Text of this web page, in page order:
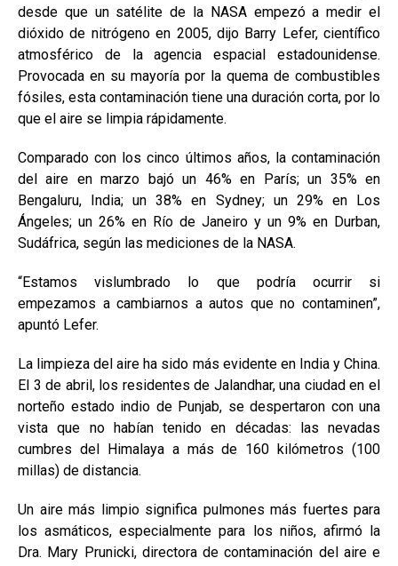
desde que un satélite de la NASA empezó a medir el
dióxido de nitrógeno en 2005, dijo Barry Lefer, científico
atmosférico de la agencia espacial estadounidense.
Provocada en su mayoría por la quema de combustibles
fósiles, esta contaminación tiene una duración corta, por lo
que el aire se limpia rápidamente.
Comparado con los cinco últimos años, la contaminación
del aire en marzo bajó un 46% en París; un 35% en
Bengaluru, India; un 38% en Sydney; un 29% en Los
Ángeles; un 26% en Río de Janeiro y un 9% en Durban,
Sudáfrica, según las mediciones de la NASA.
“Estamos vislumbrado lo que podría ocurrir si
empezamos a cambiarnos a autos que no contaminen”,
apuntó Lefer.
La limpieza del aire ha sido más evidente en India y China.
El 3 de abril, los residentes de Jalandhar, una ciudad en el
norteño estado indio de Punjab, se despertaron con una
vista que no habían tenido en décadas: las nevadas
cumbres del Himalaya a más de 160 kilómetros (100
millas) de distancia.
Un aire más limpio significa pulmones más fuertes para
los asmáticos, especialmente para los niños, afirmó la
Dra. Mary Prunicki, directora de contaminación del aire e